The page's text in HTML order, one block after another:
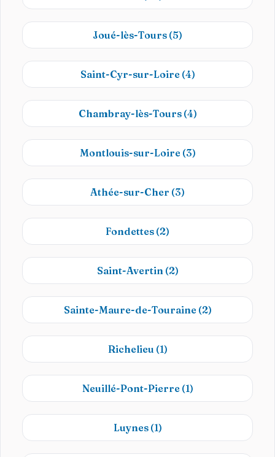
Joué-lès-Tours (5)
Saint-Cyr-sur-Loire (4)
Chambray-lès-Tours (4)
Montlouis-sur-Loire (3)
Athée-sur-Cher (3)
Fondettes (2)
Saint-Avertin (2)
Sainte-Maure-de-Touraine (2)
Richelieu (1)
Neuillé-Pont-Pierre (1)
Luynes (1)